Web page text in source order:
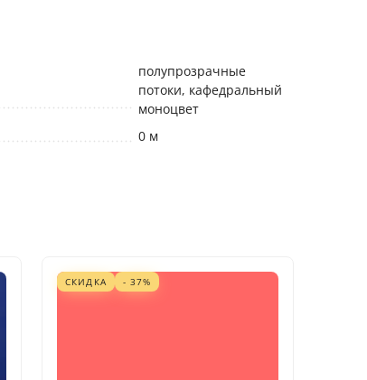
полупрозрачные
потоки, кафедральный
моноцвет
0 м
СКИДКА - 37%